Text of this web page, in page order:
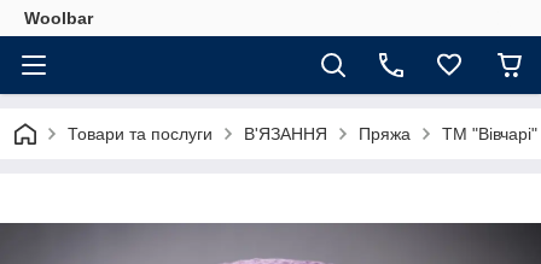
Woolbar
Товари та послуги В'ЯЗАННЯ Пряжа ТМ "Вівчарі"